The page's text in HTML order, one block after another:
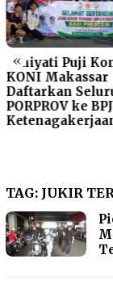
«
Umiyati Puji
KONI Makassar
Daftarkan
PORPROV ke
TAG: JUKIR